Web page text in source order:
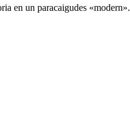
en un paracaigudes